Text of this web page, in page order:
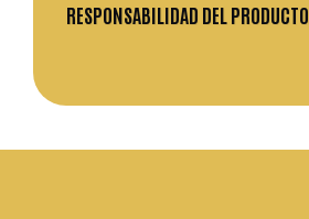
RESPONSABILIDAD DEL PRODUCTO